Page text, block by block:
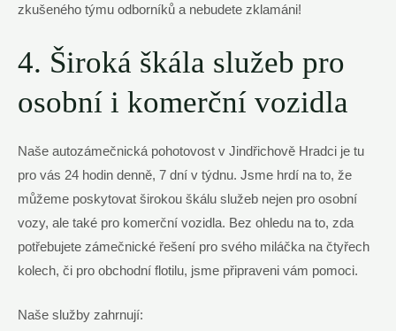
zkušeného týmu odborníků a nebudete zklamáni!
4. Široká škála služeb pro
osobní i komerční vozidla
Naše autozámečnická pohotovost v Jindřichově Hradci je tu
pro vás 24 hodin denně, 7 dní v týdnu. Jsme hrdí na to, že
můžeme poskytovat širokou škálu služeb nejen pro osobní
vozy, ale také pro komerční vozidla. Bez ohledu na to, zda
potřebujete zámečnické řešení pro svého miláčka na čtyřech
kolech, či pro obchodní flotilu, jsme připraveni vám pomoci.
Naše služby zahrnují: